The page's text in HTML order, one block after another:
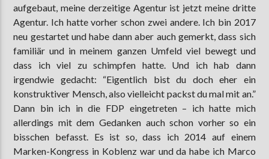
aufgebaut, meine derzeitige Agentur ist jetzt meine dritte
Agentur. Ich hatte vorher schon zwei andere. Ich bin 2017
neu gestartet und habe dann aber auch gemerkt, dass sich
familiär und in meinem ganzen Umfeld viel bewegt und
dass ich viel zu schimpfen hatte. Und ich hab dann
irgendwie gedacht: “Eigentlich bist du doch eher ein
konstruktiver Mensch, also vielleicht packst du mal mit an.”
Dann bin ich in die FDP eingetreten – ich hatte mich
allerdings mit dem Gedanken auch schon vorher so ein
bisschen befasst. Es ist so, dass ich 2014 auf einem
Marken-Kongress in Koblenz war und da habe ich Marco